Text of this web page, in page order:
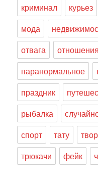
криминал курьез
мода
отвага
отношения
паранормальное
праздник
рыбалка
спорт
тату
трюкачи
фейк